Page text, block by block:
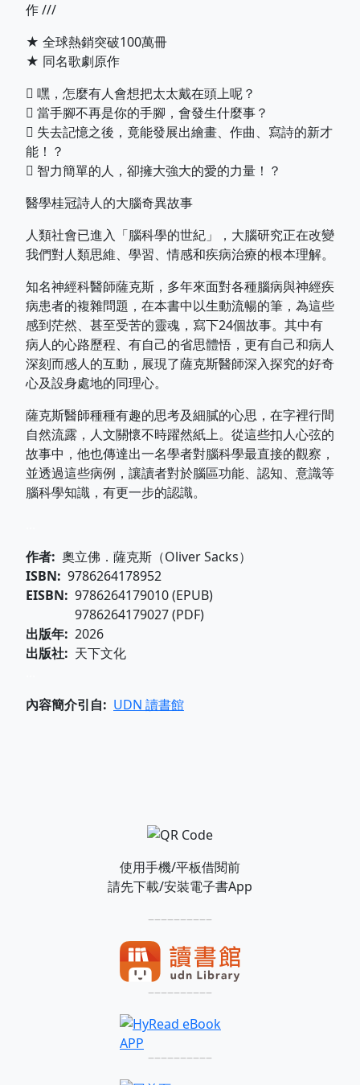
作 ///
★ 全球熱銷突破100萬冊
★ 同名歌劇原作
 嘿，怎麼有人會想把太太戴在頭上呢？
 當手腳不再是你的手腳，會發生什麼事？
 失去記憶之後，竟能發展出繪畫、作曲、寫詩的新才
能！？
 智力簡單的人，卻擁大強大的愛的力量！？
醫學桂冠詩人的大腦奇異故事
人類社會已進入「腦科學的世紀」，大腦研究正在改變
我們對人類思維、學習、情感和疾病治療的根本理解。
知名神經科醫師薩克斯，多年來面對各種腦病與神經疾
病患者的複雜問題，在本書中以生動流暢的筆，為這些
感到茫然、甚至受苦的靈魂，寫下24個故事。其中有
病人的心路歷程、有自己的省思體悟，更有自己和病人
深刻而感人的互動，展現了薩克斯醫師深入探究的好奇
心及設身處地的同理心。
薩克斯醫師種種有趣的思考及細膩的心思，在字裡行間
自然流露，人文關懷不時躍然紙上。從這些扣人心弦的
故事中，他也傳達出一名學者對腦科學最直接的觀察，
並透過這些病例，讓讀者對於腦區功能、認知、意識等
腦科學知識，有更一步的認識。
作者 奧立佛．薩克斯（Oliver Sacks）
ISBN
9786264178952
EISBN
9786264179010 (EPUB)
9786264179027 (PDF)
出版年 2026
出版社
天下文化
內容簡介引自
UDN 讀書館
使用手機/平板借閱前
請先下載/安裝電子書App
––––––––––
––––––––––
––––––––––